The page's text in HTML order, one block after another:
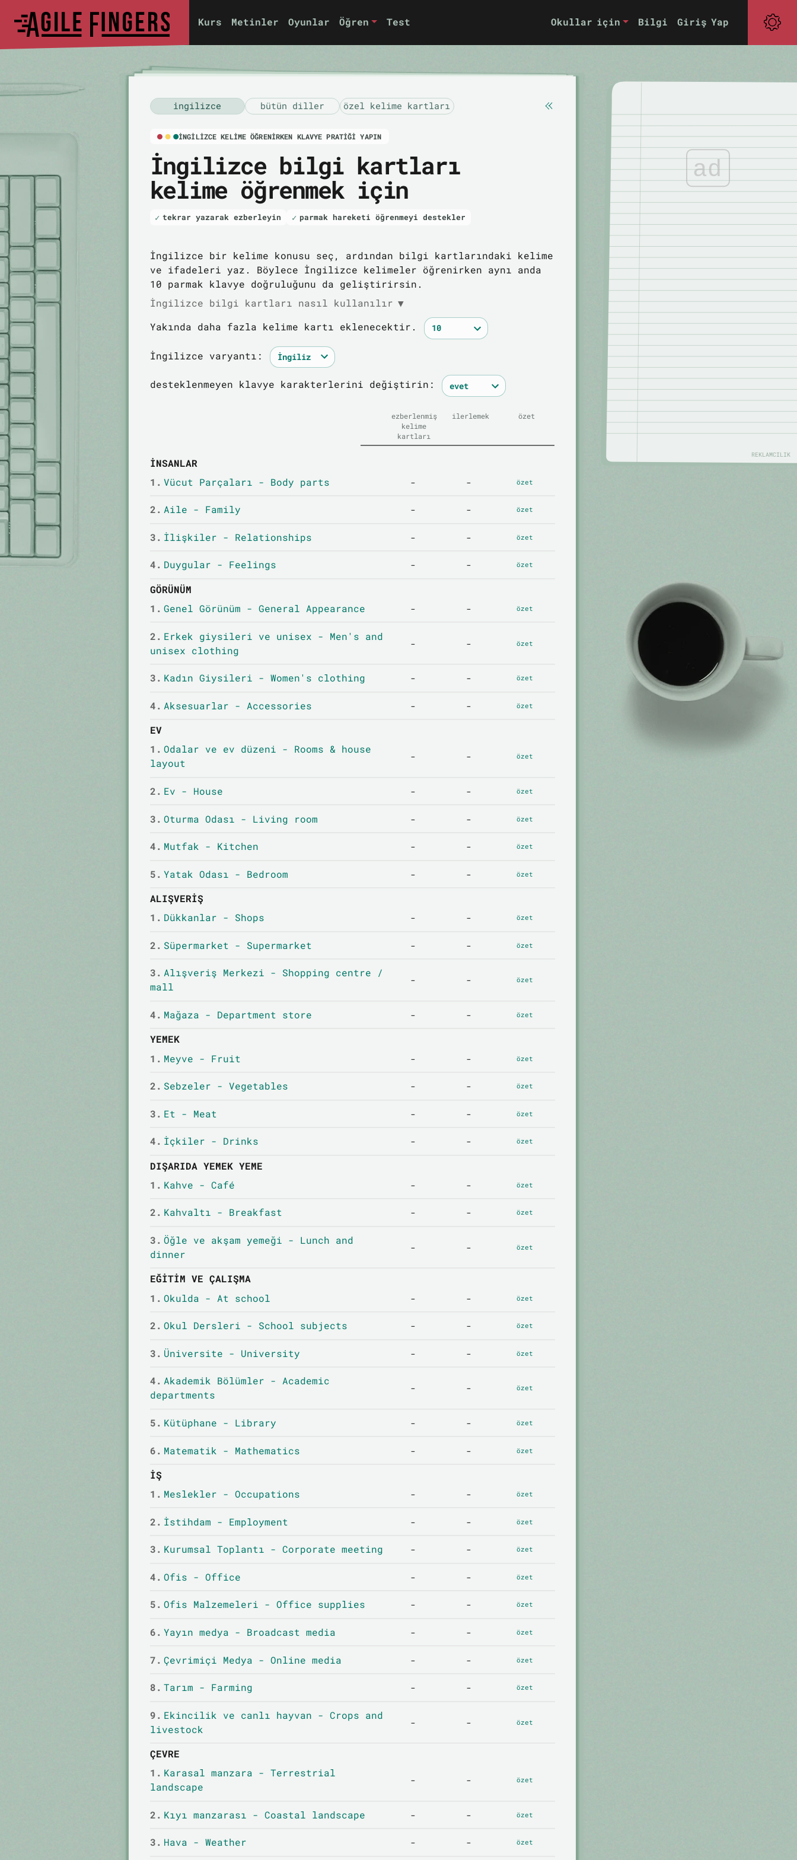
Kurs Metinler Oyunlar Öğren Test Okullar için Bilgi Giriş Yap
i̇ngilizce bütün diller özel kelime kartları
İNGILIZCE KELIME ÖĞRENIRKEN KLAVYE PRATIĞI YAPIN
İngilizce bilgi kartları
kelime öğrenmek için
tekrar yazarak ezberleyin parmak hareketi öğrenmeyi destekler
İngilizce bir kelime konusu seç, ardından bilgi kartlarındaki kelime
ve ifadeleri yaz. Böylece İngilizce kelimeler öğrenirken aynı anda
10 parmak klavye doğruluğunu da geliştirirsin.
İngilizce bilgi kartları nasıl kullanılır ▼
Yakında daha fazla kelime kartı eklenecektir.
İngilizce varyantı:
desteklenmeyen klavye karakterlerini değiştirin:
ezberlenmiş
kelime
kartları
ilerlemek özet
İNSANLAR
1. Vücut Parçaları - Body parts - - özet
2. Aile - Family - - özet
3. İlişkiler - Relationships - - özet
4. Duygular - Feelings - - özet
GÖRÜNÜM
1. Genel Görünüm - General Appearance - - özet
2. Erkek giysileri ve unisex - Men's and
unisex clothing
- - özet
3. Kadın Giysileri - Women's clothing - - özet
4. Aksesuarlar - Accessories - - özet
EV
1. Odalar ve ev düzeni - Rooms & house
layout
- - özet
2. Ev - House - - özet
3. Oturma Odası - Living room - - özet
4. Mutfak - Kitchen - - özet
5. Yatak Odası - Bedroom - - özet
ALIŞVERIŞ
1. Dükkanlar - Shops - - özet
2. Süpermarket - Supermarket - - özet
3. Alışveriş Merkezi - Shopping centre /
mall
- - özet
4. Mağaza - Department store - - özet
YEMEK
1. Meyve - Fruit - - özet
2. Sebzeler - Vegetables - - özet
3. Et - Meat - - özet
4. İçkiler - Drinks - - özet
DIŞARIDA YEMEK YEME
1. Kahve - Café - - özet
2. Kahvaltı - Breakfast - - özet
3. Öğle ve akşam yemeği - Lunch and
dinner
- - özet
EĞITIM VE ÇALIŞMA
1. Okulda - At school - - özet
2. Okul Dersleri - School subjects - - özet
3. Üniversite - University - - özet
4. Akademik Bölümler - Academic
departments
- - özet
5. Kütüphane - Library - - özet
6. Matematik - Mathematics - - özet
İŞ
1. Meslekler - Occupations - - özet
2. İstihdam - Employment - - özet
3. Kurumsal Toplantı - Corporate meeting - - özet
4. Ofis - Office - - özet
5. Ofis Malzemeleri - Office supplies - - özet
6. Yayın medya - Broadcast media - - özet
7. Çevrimiçi Medya - Online media - - özet
8. Tarım - Farming - - özet
9. Ekincilik ve canlı hayvan - Crops and
livestock
- - özet
ÇEVRE
1. Karasal manzara - Terrestrial
landscape
- - özet
2. Kıyı manzarası - Coastal landscape - - özet
3. Hava - Weather - - özet
ad
REKLAMCILIK